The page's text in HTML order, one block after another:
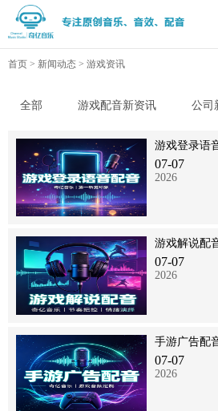
首页 > 新闻动态 > 游戏资讯
全部 游戏配音新资讯 公司
游戏登录语
07-07
2026
游戏解说配
07-07
2026
手游广告配
07-07
2026